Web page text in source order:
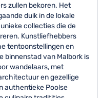
zullen bekoren. Het
duik in de lokale
collecties die de
Kunstliefhebbers
tentoonstellingen en
binnenstad van Malbork is
wandelaars, met
en gezellige
authentieke Poolse